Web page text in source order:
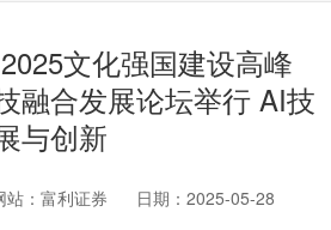
文化强国建设高峰
融合发展论坛举行 AI技
与创新
站：富利证券
日期：2025-05-28